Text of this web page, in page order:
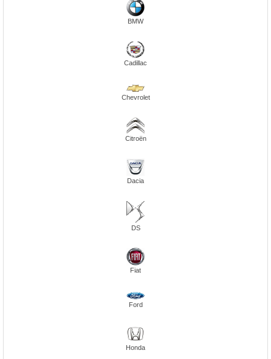
BMW
Cadillac
Chevrolet
Citroën
Dacia
DS
Fiat
Ford
Honda